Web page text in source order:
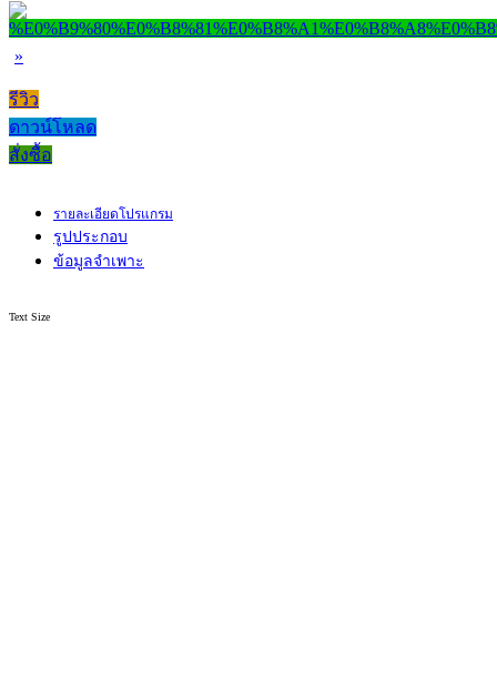
»
รีวิว
ดาวน์โหลด
สั่งซื้อ
รายละเอียดโปรแกรม
รูปประกอบ
ข้อมูลจำเพาะ
Text Size